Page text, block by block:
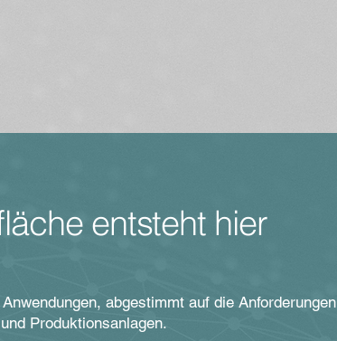
entsteht hier
abgestimmt auf die Anforderungen
Produktionsanlagen.